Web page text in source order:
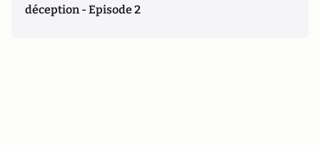
déception - Episode 2